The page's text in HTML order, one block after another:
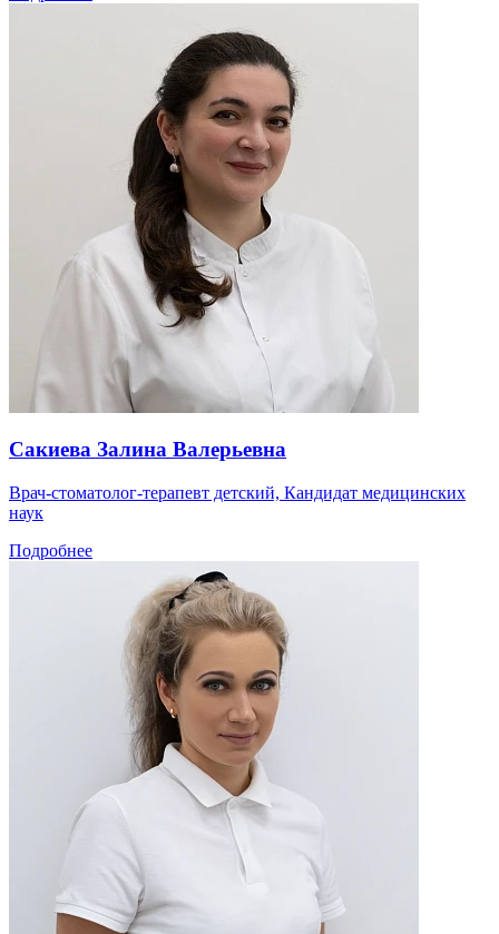
Сакиева Залина Валерьевна
Врач-стоматолог-терапевт детский, Кандидат медицинских
наук
Подробнее